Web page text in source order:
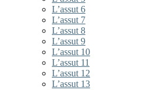
L’assut 6
L’assut 7
L’assut 8
L’assut 9
L’assut 10
L’assut 11
L’assut 12
L’assut 13